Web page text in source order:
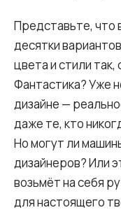
Представьте, что
десятки
цвета и стили
Фантастика? Уже
дизайне —
даже те, кто
Но могут ли
дизайнеров? Или
возьмёт на себя
для настоящего